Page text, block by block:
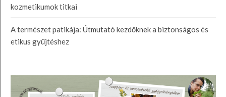
kozmetikumok titkai
A természet patikája: Útmutató kezdőknek a biztonságos és
etikus gyűjtéshez